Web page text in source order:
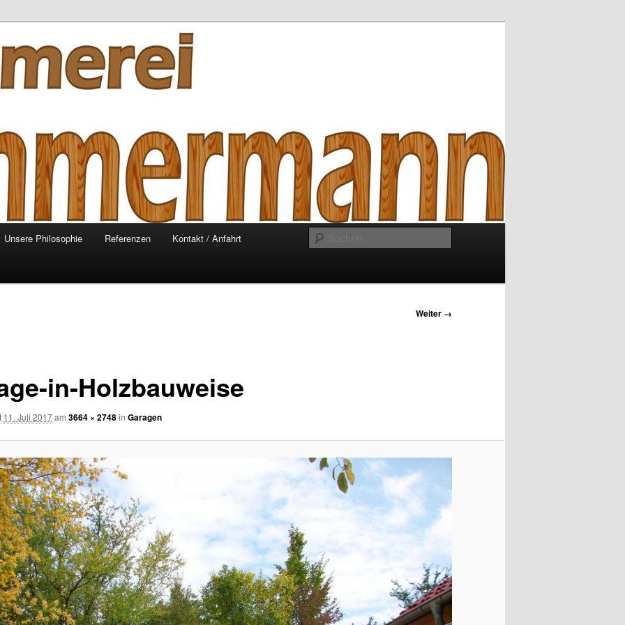
Unsere Philosophie Referenzen Kontakt / Anfahrt
Weiter →
in-Holzbauweise
11. Juli 2017am 3664 × 2748in Garagen